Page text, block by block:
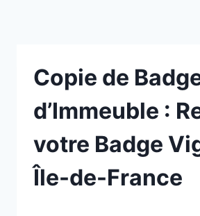
Copie de
d’Immeuble :
votre Badge
Île-de-France